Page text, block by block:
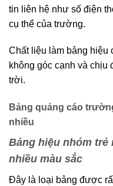
tin liên hệ như số điện
cụ thể của trường.
Chất liệu làm bảng hiệu
không góc cạnh và
trời.
Bảng quảng cáo
nhiều
Bảng hiệu nhóm trẻ
nhiều màu sắc
Đây là loại bảng được